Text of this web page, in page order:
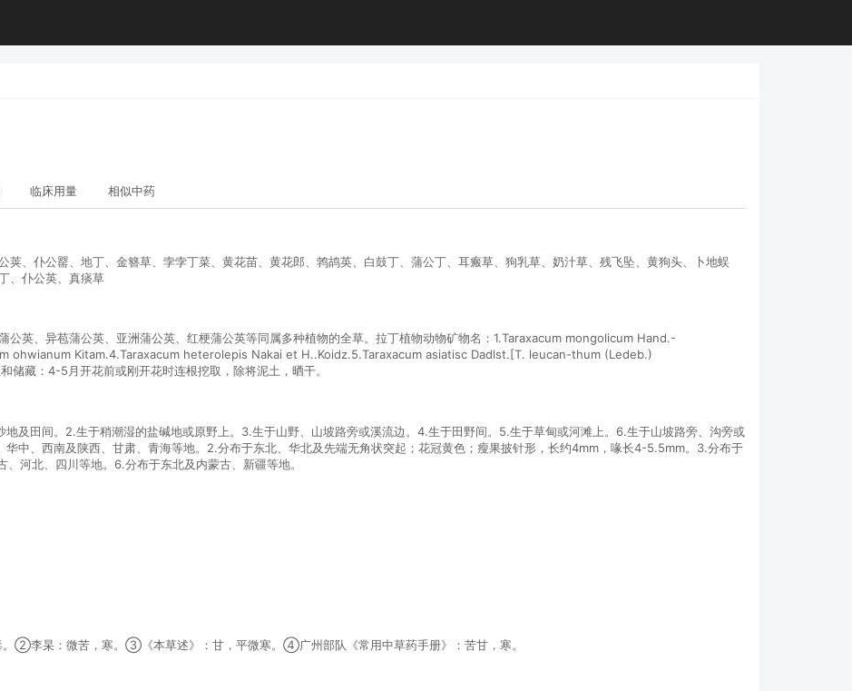
临床用量 相似中药
荚、仆公罂、地丁、金簪草、孛孛丁菜、黄花苗、黄花郎、鹁鸪英、白鼓丁、蒲公丁、耳瘢草、狗乳草、奶汁草、残飞坠、黄狗头、卜地蜈
、仆公英、真痰草
公英、异苞蒲公英、亚洲蒲公英、红梗蒲公英等同属多种植物的全草。拉丁植物动物矿物名：1.Taraxacum mongolicum Hand.-
ohwianum Kitam.4.Taraxacum heterolepis Nakai et H..Koidz.5.Taraxacum asiatisc Dadlst.[T. leucan-thum (Ledeb.)
藏：4-5月开花前或刚开花时连根挖取，除将泥土，晒干。
及田间。2.生于稍潮湿的盐碱地或原野上。3.生于山野、山坡路旁或溪流边。4.生于田野间。5.生于草甸或河滩上。6.生于山坡路旁、沟旁或
华中、西南及陕西、甘肃、青海等地。2.分布于东北、华北及先端无角状突起；花冠黄色；瘦果披针形，长约4mm，喙长4-5.5mm。3.分布于
河北、四川等地。6.分布于东北及内蒙古、新疆等地。
②李杲：微苦，寒。③《本草述》：甘，平微寒。④广州部队《常用中草药手册》：苦甘，寒。